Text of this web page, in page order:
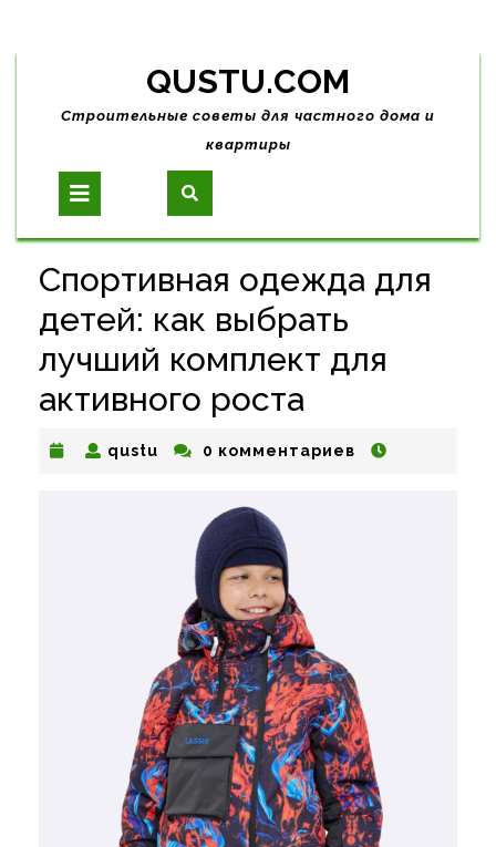
Skip
content
QUSTU.COM
Строительные советы для частного дома и
квартиры
Open
Button
Спортивная одежда для
детей: как выбрать
лучший комплект для
активного роста
qustu qustu0 комментариев